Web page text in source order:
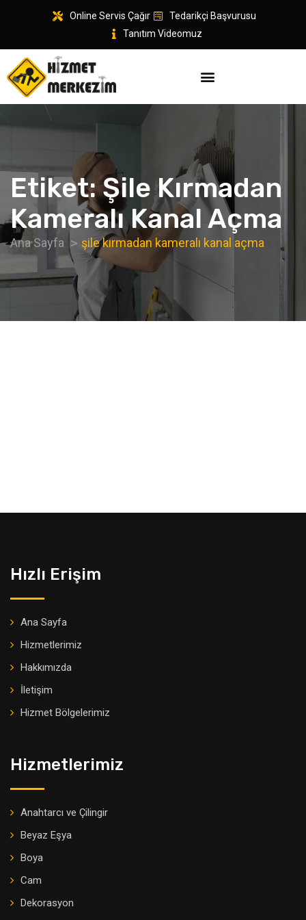
Online Servis Çağır
Tedarikçi Başvurusu
Tanıtım Videomuz
Etiket:Şile Kırmadan
Kameralı Kanal Açma
Ana Sayfa şile kırmadan kameralı kanal açma
Hızlı Erişim
Ana Sayfa
Hizmetlerimiz
Hakkımızda
İletişim
Hizmet Bölgelerimiz
Hizmetlerimiz
Anahtarcı ve Çilingir
Beyaz Eşya
Boya
Cam
Dekorasyon